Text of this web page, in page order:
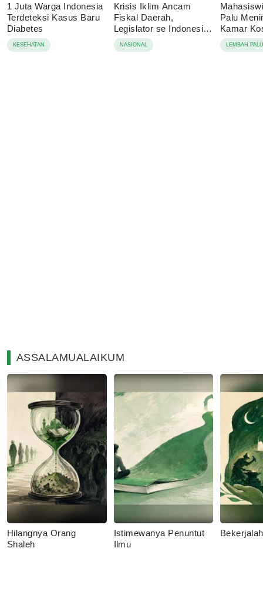
1 Juta Warga Indonesia
Terdeteksi Kasus Baru
Diabetes
KESEHATAN
Krisis Iklim Ancam
Fiskal Daerah,
Legislator se Indonesia
Dorong APBD Berbasis
Ketahanan Lingkungan
NASIONAL
Palu
Kamar
Tolak
LEMBAH PALU
ASSALAMUALAIKUM
Hilangnya Orang
Shaleh
Istimewanya Penuntut
Ilmu
Bekerjalah